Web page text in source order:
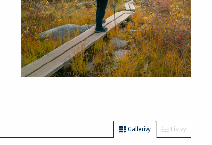
Gallerivy Listvy